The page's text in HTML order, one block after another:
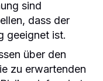
sind
dass der
geeignet ist.
über den
zu erwartenden